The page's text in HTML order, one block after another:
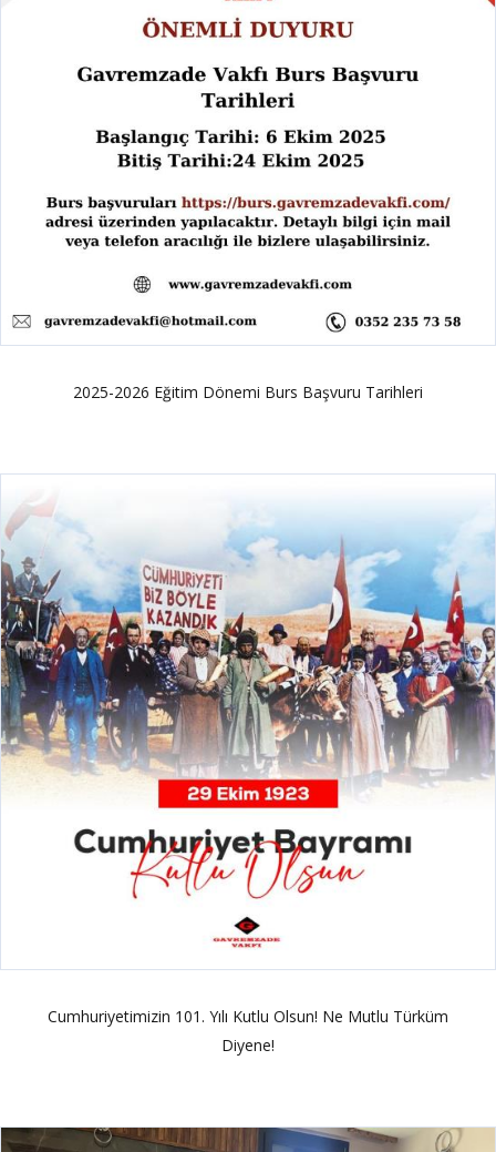
2025-2026 Eğitim Dönemi Burs Başvuru Tarihleri
Cumhuriyetimizin 101. Yılı Kutlu Olsun! Ne Mutlu Türküm
Diyene!